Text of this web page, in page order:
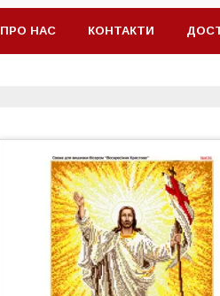
ПРО НАС КОНТАКТИ